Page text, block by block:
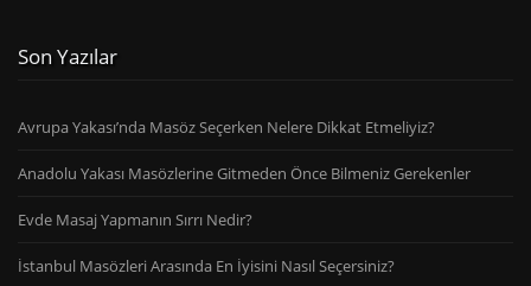
Son Yazılar
Avrupa Yakası’nda Masöz Seçerken Nelere Dikkat Etmeliyiz?
Anadolu Yakası Masözlerine Gitmeden Önce Bilmeniz Gerekenler
Evde Masaj Yapmanın Sırrı Nedir?
İstanbul Masözleri Arasında En İyisini Nasıl Seçersiniz?